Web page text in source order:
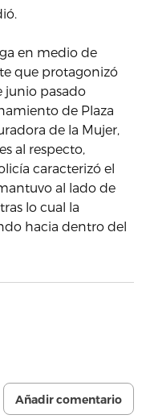
en medio de
que protagonizó
junio pasado
de Plaza
de la Mujer,
al respecto,
caracterizó el
al lado de
lo cual la
hacia dentro del
Añadir comentario